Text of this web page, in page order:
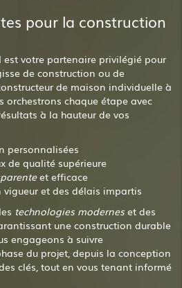
pour la construction
est votre partenaire privilégié pour
de construction ou de
de maison individuelle à
orchestrons chaque étape avec
à la hauteur de vos
personnalisées
de qualité supérieure
et efficace
vigueur et des délais impartis
technologies moderneset des
une construction durable
engageons à suivre
du projet, depuis la conception
clés, tout en vous tenant informé